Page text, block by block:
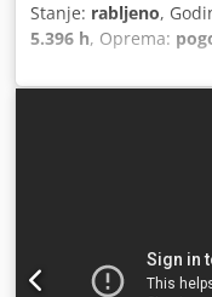
Stanje: rabljeno,
5.396 h, Oprema: